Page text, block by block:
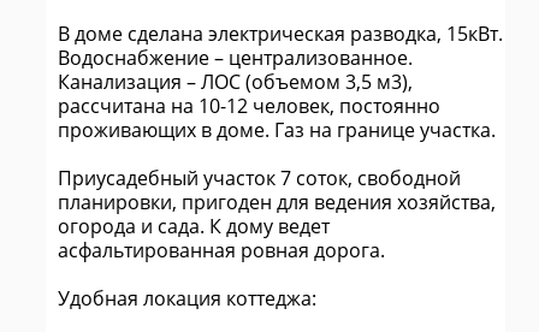
В доме сделана электрическая разводка, 15кВт.
Водоснабжение – централизованное.
Канализация – ЛОС (объемом 3,5 м3),
рассчитана на 10-12 человек, постоянно
проживающих в доме. Газ на границе участка.
Приусадебный участок 7 соток, свободной
планировки, пригоден для ведения хозяйства,
огорода и сада. К дому ведет
асфальтированная ровная дорога.
Удобная локация коттеджа: